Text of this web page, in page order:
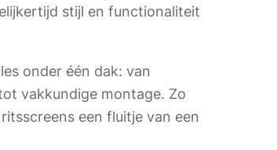
stijl en functionaliteit
onder één dak: van
vakkundige montage. Zo
een fluitje van een